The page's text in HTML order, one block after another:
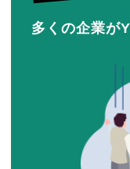
多くの企業が